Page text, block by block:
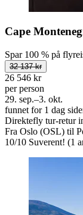
Cape
Spar 100 % på
32 137 kr
26 546 kr
per person
29. sep.–3. okt.
funnet for 1 dag
Direktefly tur-retur
Fra Oslo (OSL) til
10/10 Suverent! (1